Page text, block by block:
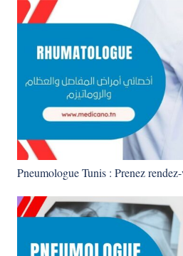
Pneumologue Tunis : Prenez